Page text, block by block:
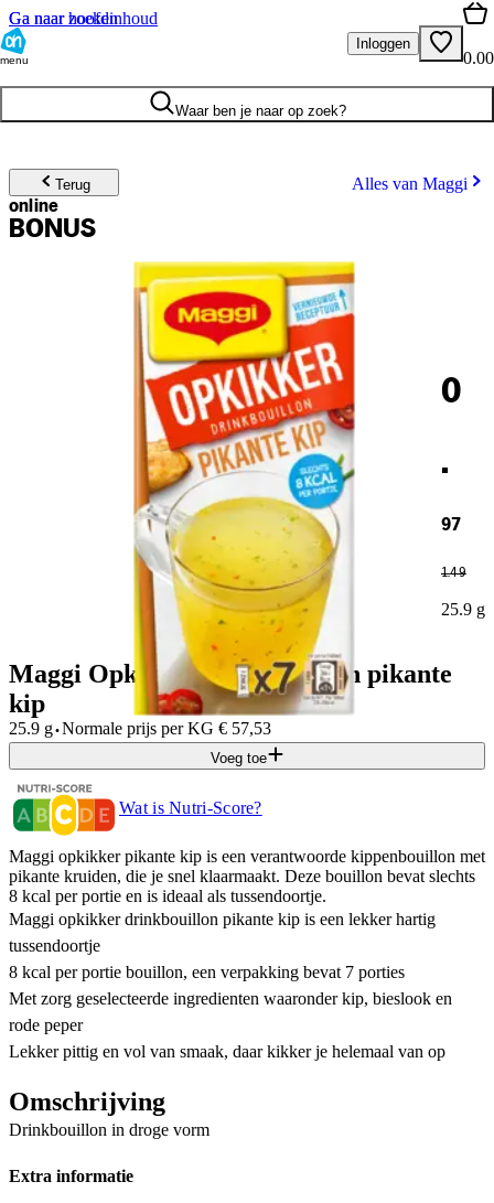
Ga naar hoofdinhoud
Ga naar zoeken
menu
Inloggen
0.00
Waar ben je naar op zoek?
Terug Alles van Maggi
online
BONUS
0
.
97
1.49
25.9 g
Maggi Opkikker drinkbouillon pikante
kip
25.9 g·Normale prijs per KG € 57,53
Voeg toe
Wat is Nutri-Score?
Maggi opkikker pikante kip is een verantwoorde kippenbouillon met
pikante kruiden, die je snel klaarmaakt. Deze bouillon bevat slechts
8 kcal per portie en is ideaal als tussendoortje.
Maggi opkikker drinkbouillon pikante kip is een lekker hartig
tussendoortje
8 kcal per portie bouillon, een verpakking bevat 7 porties
Met zorg geselecteerde ingredienten waaronder kip, bieslook en
rode peper
Lekker pittig en vol van smaak, daar kikker je helemaal van op
Omschrijving
Drinkbouillon in droge vorm
Extra informatie